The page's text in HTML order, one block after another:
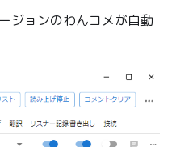
ジョンのわんコメが自動